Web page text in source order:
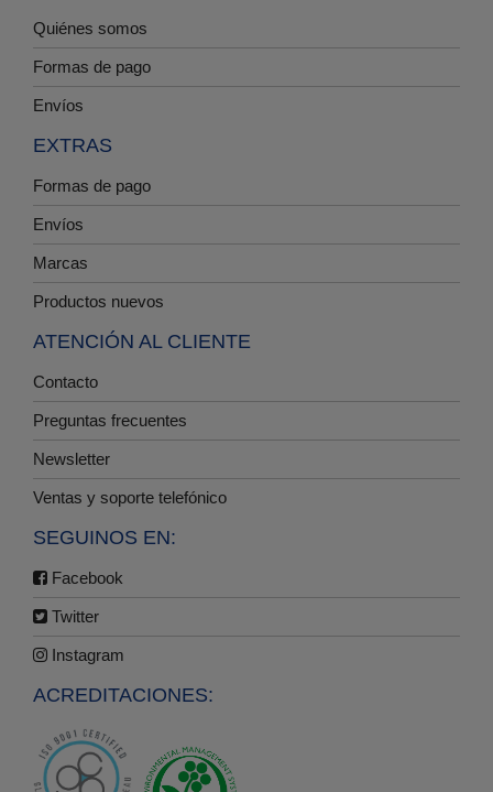
Quiénes somos
Formas de pago
Envíos
EXTRAS
Formas de pago
Envíos
Marcas
Productos nuevos
ATENCIÓN AL CLIENTE
Contacto
Preguntas frecuentes
Newsletter
Ventas y soporte telefónico
SEGUINOS EN:
Facebook
Twitter
Instagram
ACREDITACIONES: